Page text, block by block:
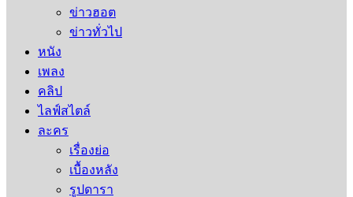
ข่าวฮอต
ข่าวทั่วไป
หนัง
เพลง
คลิป
ไลฟ์สไตล์
ละคร
เรื่องย่อ
เบื้องหลัง
รูปดารา